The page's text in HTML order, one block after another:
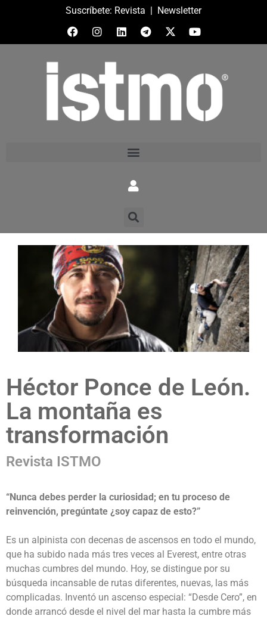
Suscríbete: Revista | Newsletter
Héctor Ponce de León.
La montaña es
transformación
Revista ISTMO
“Nunca debes perder la curiosidad; en tu proceso de
reinvención, pregúntate ¿soy capaz de esto?”
Es un alpinista con decenas de ascensos en todo el mundo,
que ha subido nada más tres veces al Everest, entre otras
muchas cumbres del mundo. Hoy, se distingue por su
búsqueda incansable de rutas diferentes, nuevas, las más
complicadas. Inventó un ascenso especial: “Desde Cero”, en
donde arrancó desde el nivel del mar hasta la cumbre más